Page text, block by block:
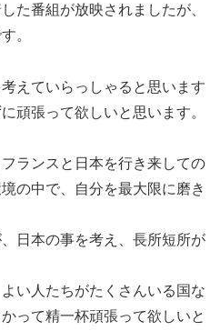
た番組が放映されましたが、
。
えていらっしゃると思います
頑張って欲しいと思います。
ランスと日本を行き来しての
の中で、自分を最大限に磨き
日本の事を考え、長所短所が
い人たちがたくさんいる国な
って精一杯頑張って欲しいと